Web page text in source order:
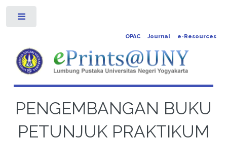
OPAC Journal e-Resources
PENGEMBANGAN BUKU
PETUNJUK PRAKTIKUM